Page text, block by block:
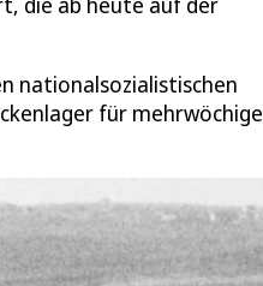
nationalsozialistischen
für mehrwöchige